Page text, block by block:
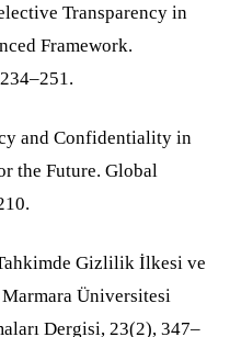
Transparency in
Framework.
and Confidentiality in
the Future. Global
Gizlilik İlkesi ve
Üniversitesi
Dergisi, 23(2), 347–